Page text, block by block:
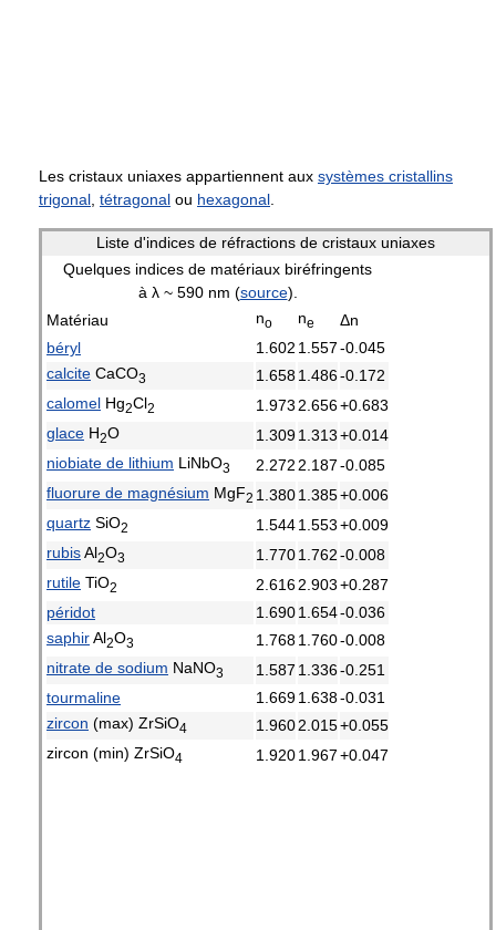
Les cristaux uniaxes appartiennent aux systèmes cristallins
trigonal tétragonal ou hexagonal
Liste d'indices de réfractions de cristaux uniaxes
Quelques indices de matériaux biréfringents
à λ ~ 590 nm (source).
Matériau
no ne
Δn
béryl
1.602 1.557-0.045
calcite CaCO3 1.6581.486-0.172
calomel Hg2Cl2 1.9732.656+0.683
glace H2O 1.3091.313+0.014
niobiate de lithium LiNbO3 2.2722.187-0.085
fluorure de magnésium MgF2 1.3801.385+0.006
quartz SiO2 1.5441.553+0.009
rubisAl2O3 1.7701.762-0.008
rutile TiO2 2.6162.903+0.287
péridot
1.6901.654-0.036
saphirAl2O3 1.7681.760-0.008
nitrate de sodium NaNO3 1.587 1.336-0.251
tourmaline
1.6691.638-0.031
zircon (max) ZrSiO4 1.9602.015+0.055
zircon (min) ZrSiO4 1.9201.967+0.047